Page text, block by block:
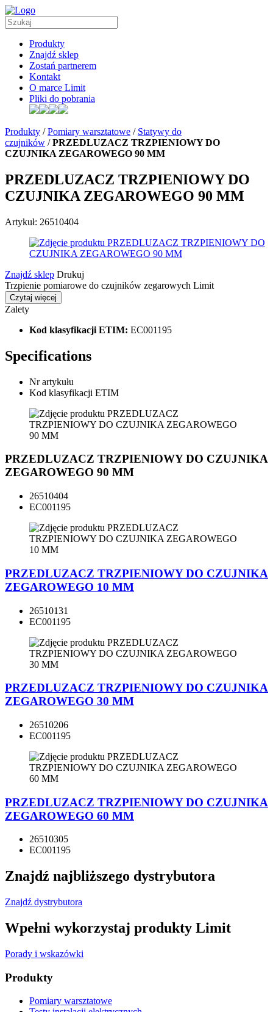
Produkty
Znajdź sklep
Zostań partnerem
Kontakt
O marce Limit
Pliki do pobrania
Produkty /Pomiary warsztatowe / Statywy do
czujników /PRZEDLUZACZ TRZPIENIOWY DO
CZUJNIKA ZEGAROWEGO 90 MM
PRZEDLUZACZ TRZPIENIOWY DO
CZUJNIKA ZEGAROWEGO 90 MM
Artykuł: 26510404
Znajdź sklep Drukuj
Trzpienie pomiarowe do czujników zegarowych Limit
Czytaj więcej
Zalety
Kod klasyfikacji ETIM: EC001195
Specifications
Nr artykułu
Kod klasyfikacji ETIM
PRZEDLUZACZ TRZPIENIOWY DO CZUJNIKA
ZEGAROWEGO 90 MM
26510404
EC001195
PRZEDLUZACZ TRZPIENIOWY DO CZUJNIKA
ZEGAROWEGO 10 MM
26510131
EC001195
PRZEDLUZACZ TRZPIENIOWY DO CZUJNIKA
ZEGAROWEGO 30 MM
26510206
EC001195
PRZEDLUZACZ TRZPIENIOWY DO CZUJNIKA
ZEGAROWEGO 60 MM
26510305
EC001195
Znajdź najbliższego dystrybutora
Znajdź dystrybutora
Wpełni wykorzystaj produkty Limit
Porady i wskazówki
Produkty
Pomiary warsztatowe